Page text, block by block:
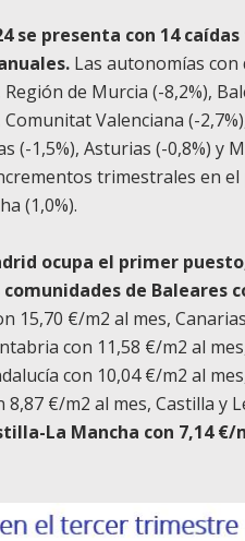
se presenta con 14
Las autonomías con
de Murcia (-8,2%),
Valenciana (-
(-1,5%), Asturias (-0,8%) y
trimestrales en
(1,0%).
ocupa el primer
de Baleares
15,70 €/m2 al mes,
con 11,58 €/m2 al
con 10,04 €/m2 al
€/m2 al mes, Castilla y
La Mancha con 7,14 €/